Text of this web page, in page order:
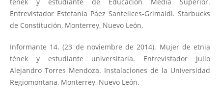
Entrevistador Estefanía Páez Santelices-Grimaldi. Starbucks
de Constitución, Monterrey, Nuevo León.
Informante 14. (23 de noviembre de 2014). Mujer de etnia
tének y estudiante universitaria. Entrevistador Julio
Alejandro Torres Mendoza. Instalaciones de la Universidad
Regiomontana, Monterrey, Nuevo León.